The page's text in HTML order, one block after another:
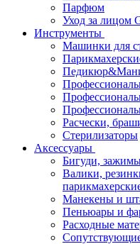
Парфюм
Уход за лицом
Инструменты
Машинки для
Расчески,
Стерилизаторы
Аксессуары
Бигуди,
Валики,
Манекены и
Пеньюары и
Расходные